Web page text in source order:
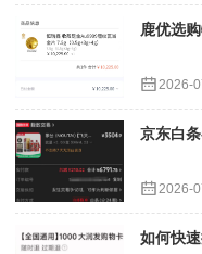
鹿优选
2026-
京东白
2026-
如何快